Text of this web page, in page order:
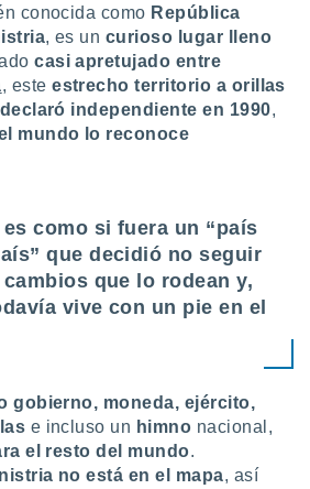
conocida como República
, es un curioso lugar lleno
casi apretujado entre
, esteestrecho territorio a orillas
independiente en 1990,
mundo lo reconoce
como si fuera un “país
que decidió no seguir
que lo rodean y,
vive con un pie en el
gobierno, moneda, ejército,
e incluso un himno nacional,
el resto del mundo.
no está en el mapa, así